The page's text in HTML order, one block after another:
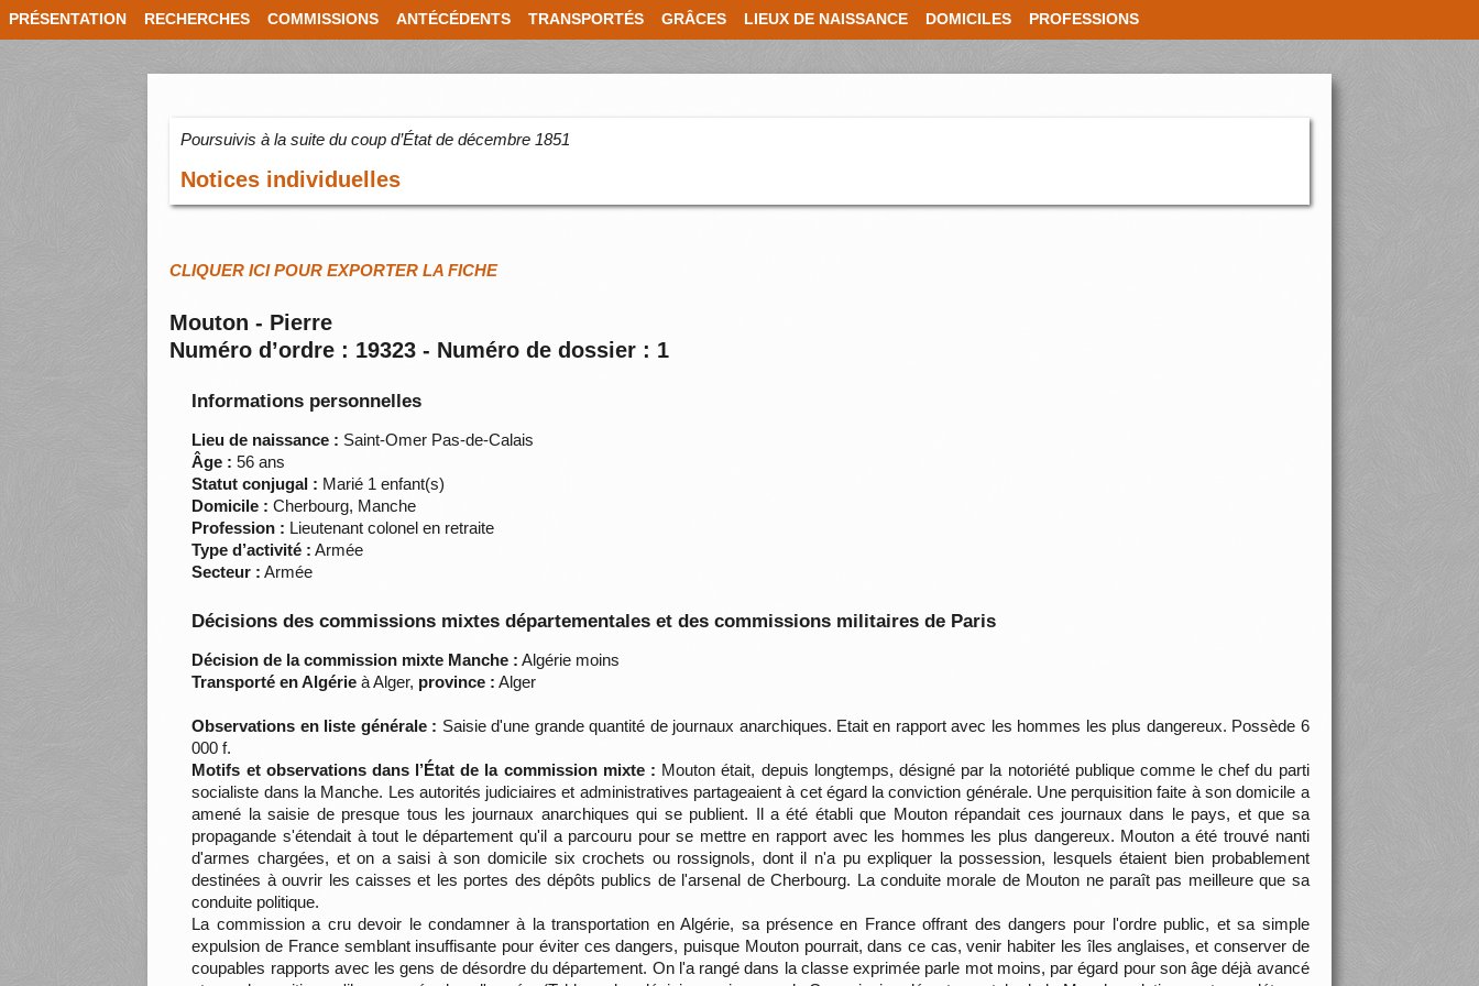
PRÉSENTATION RECHERCHES COMMISSIONS ANTÉCÉDENTS TRANSPORTÉS GRÂCES LIEUX DE NAISSANCE DOMICILES PROFESSIONS
Poursuivis à la suite du coup d’État de décembre 1851
Notices individuelles
CLIQUER ICI POUR EXPORTER LA FICHE
Mouton - Pierre
Numéro d’ordre : 19323 - Numéro de dossier : 1
Informations personnelles
Lieu de naissance : Saint-Omer Pas-de-Calais
Âge : 56 ans
Statut conjugal : Marié 1 enfant(s)
Domicile : Cherbourg, Manche
Profession : Lieutenant colonel en retraite
Type d’activité : Armée
Secteur : Armée
Décisions des commissions mixtes départementales et des commissions militaires de Paris
Décision de la commission mixte Manche : Algérie moins
Transporté en Algérie à Alger, province : Alger
Observations en liste générale : Saisie d'une grande quantité de journaux anarchiques. Etait en rapport avec les hommes les plus dangereux. Possède 6
000 f.
Motifs et observations dans l’État de la commission mixte : Mouton était, depuis longtemps, désigné par la notoriété publique comme le chef du parti
socialiste dans la Manche. Les autorités judiciaires et administratives partageaient à cet égard la conviction générale. Une perquisition faite à son domicile a
amené la saisie de presque tous les journaux anarchiques qui se publient. Il a été établi que Mouton répandait ces journaux dans le pays, et que sa
propagande s'étendait à tout le département qu'il a parcouru pour se mettre en rapport avec les hommes les plus dangereux. Mouton a été trouvé nanti
d'armes chargées, et on a saisi à son domicile six crochets ou rossignols, dont il n'a pu expliquer la possession, lesquels étaient bien probablement
destinées à ouvrir les caisses et les portes des dépôts publics de l'arsenal de Cherbourg. La conduite morale de Mouton ne paraît pas meilleure que sa
conduite politique.
La commission a cru devoir le condamner à la transportation en Algérie, sa présence en France offrant des dangers pour l'ordre public, et sa simple
expulsion de France semblant insuffisante pour éviter ces dangers, puisque Mouton pourrait, dans ce cas, venir habiter les îles anglaises, et conserver de
coupables rapports avec les gens de désordre du département. On l'a rangé dans la classe exprimée parle mot moins, par égard pour son âge déjà avancé